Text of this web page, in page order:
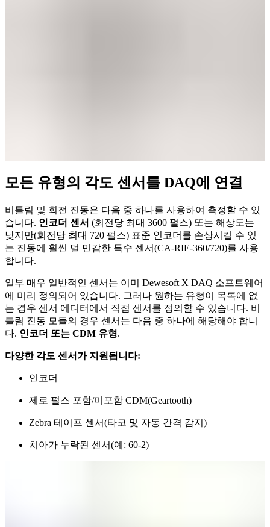
모든 유형의 각도 센서를 DAQ에 연결
비틀림 및 회전 진동은 다음 중 하나를 사용하여 측정할 수 있
습니다. 인코더 센서 (회전당 최대 3600 펄스) 또는 해상도는
낮지만(회전당 최대 720 펄스) 표준 인코더를 손상시킬 수 있
는 진동에 훨씬 덜 민감한 특수 센서(CA-RIE-360/720)를 사용
합니다.
일부 매우 일반적인 센서는 이미 Dewesoft X DAQ 소프트웨어
에 미리 정의되어 있습니다. 그러나 원하는 유형이 목록에 없
는 경우 센서 에디터에서 직접 센서를 정의할 수 있습니다. 비
틀림 진동 모듈의 경우 센서는 다음 중 하나에 해당해야 합니
다. 인코더 또는 CDM 유형.
다양한 각도 센서가 지원됩니다:
인코더
제로 펄스 포함/미포함 CDM(Geartooth)
Zebra 테이프 센서(타코 및 자동 간격 감지)
치아가 누락된 센서(예: 60-2)